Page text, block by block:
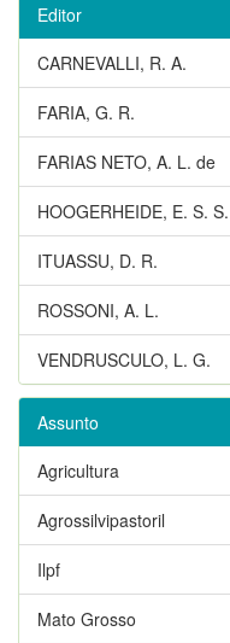
Editor
CARNEVALLI, R. A.
FARIA, G. R.
FARIAS NETO, A. L. de
HOOGERHEIDE, E. S. S.
ITUASSU, D. R.
ROSSONI, A. L.
VENDRUSCULO, L. G.
Assunto
Agricultura
Agrossilvipastoril
Ilpf
Mato Grosso